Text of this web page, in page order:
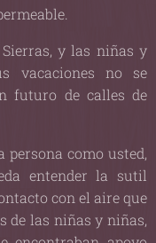
y las niñas y
vacaciones no se
futuro de calles de
persona como usted,
entender la sutil
con el aire que
de las niñas y niñas,